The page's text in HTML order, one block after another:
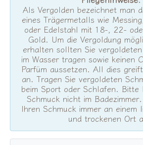
Als Vergolden bezeichnet man
eines Trägermetalls wie
oder Edelstahl mit 18-, 22-
Gold. Um die Vergoldung
erhalten sollten Sie
im Wasser tragen sowie keinen
Parfüm aussetzen. All dies
an. Tragen Sie vergoldeten
beim Sport oder Schlafen. Bitte
Schmuck nicht im
Ihren Schmuck immer an einem
und trockenen Ort